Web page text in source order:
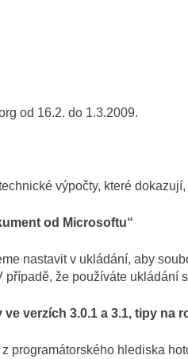
od 16.2. do 1.3.2009.
výpočty, které
od Microsoftu“
nastavit v ukládání, aby
případě, že používáte
verzích 3.0.1 a 3.1, tipy na
programátorského hlediska